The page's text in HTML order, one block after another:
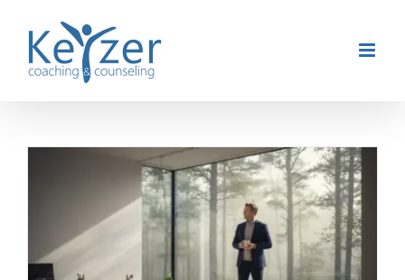
naar
inhoud